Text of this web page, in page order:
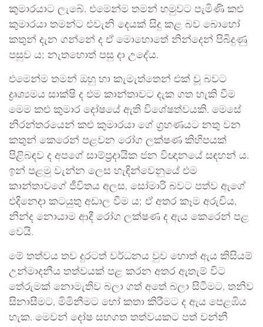
කුමාරයාට ලැබේ. එමෙන්ම තමන් හමුවට පැමිණි කළු
කුමාරයා තමන්ට එවැනි දෙයක් සිදු කළ බව බොහෝ
කතුන් දැන ගන්නේ ද ඒ මොහොතේ නින්දෙන් පිබිදුණු
පසුව ය; නැතහොත් පසු දා උදේය.
එමෙන්ම තමන් ඔහු හා කැමැත්තෙන් එක් වූ බවට
ද්‍රෘශ්‍යමය සාක්ෂි ද එම කාන්තාවට දැක ගත හැකි වීම
මෙම කළු කුමාර දෝෂයේ ඇති විශේෂත්වයකි. මෙසේ
නිරන්තරයෙන් කළු කුමාරයා ගේ ග්‍රහණයට නතු වන
කතුන් කෙරෙන් පළවන රෝග ලක්ෂණ කිහිපයක්
පිළිබඳව ද අපගේ සාම්ප්‍රදායික ජන විඥානයේ සඳහන් ය.
ඉන් පළමු වැන්න ලෙස හැඳින්වෙනුයේ එම
කාන්තාවගේ ජීවිතය අලස, සෝමාරි බවට පත්ව ඇගේ
එදිනෙදා කටයුතු අඩාල වීම ය; ඒ අතර කෑම අරුචිය,
නින්ද නොයාම ආදී රෝග ලක්ෂණ ද ඇය කෙරෙන් පළ
වෙයි.
මේ තත්වය තව දුරටත් වර්ධනය වුව හොත් ඇය කිසියම්
උන්මාදනීය තත්වයක් පළ කරන අතර ඇතැම් විට
තේරුමක් නොමැතිව බලා ගත් අතේ බලා සිටීමට, තනිව
සිනාසීමට, මිමිනීමට හෝ කතා කිරීමට ද ඇය පෙළඹිය
හැක. මෙවන් දෝෂ සහගත තත්වයකට පත් වන්නී